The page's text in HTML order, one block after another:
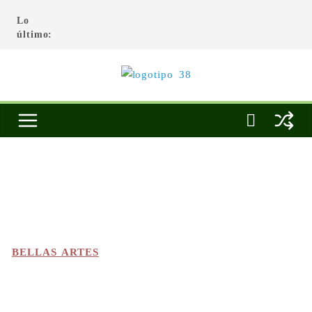
Lo
último:
BELLAS ARTES